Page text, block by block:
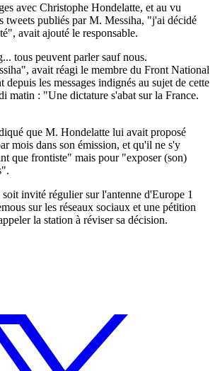
avec Christophe Hondelatte, et au vu
tweets publiés par M. Messiha, "j'ai décidé
avait ajouté le responsable.
tous peuvent parler sauf nous.
avait réagi le membre du Front National
les messages indignés au sujet de cette
matin : "Une dictature s'abat sur la France.
que M. Hondelatte lui avait proposé
mois dans son émission, et qu'il ne s'y
que frontiste" mais pour "exposer (son)
invité régulier sur l'antenne d'Europe 1
sur les réseaux sociaux et une pétition
la station à réviser sa décision.